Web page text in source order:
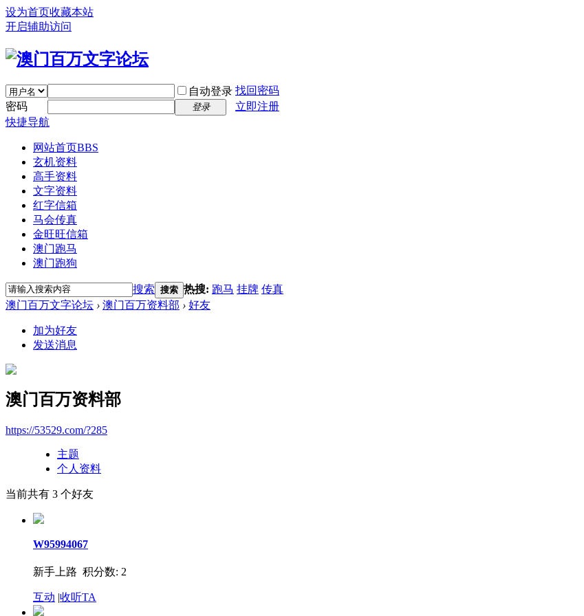
设为首页收藏本站
开启辅助访问
自动登录 找回密码
密码
登录
立即注册
快捷导航
网站首页BBS
玄机资料
高手资料
文字资料
红字信箱
马会传真
金旺旺信箱
澳门跑马
澳门跑狗
搜索 搜索 热搜: 跑马 挂牌 传真
澳门百万文字论坛 › 澳门百万资料部 › 好友
加为好友
发送消息
澳门百万资料部
https://53529.com/?285
主题
个人资料
当前共有 3 个好友
W95994067
新手上路 积分数: 2
互动 |收听TA